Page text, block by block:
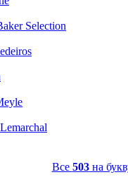
Selection
Все 503на